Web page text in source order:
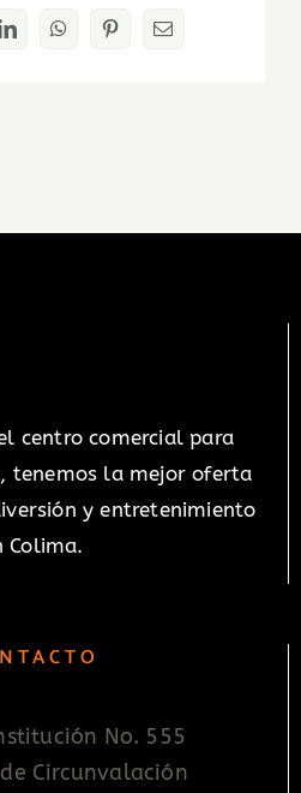
LinkedInWhatsAppPinterestCorreo
centro comercial para
tenemos la mejor oferta
y entretenimiento
Colima.
No. 555
Circunvalación